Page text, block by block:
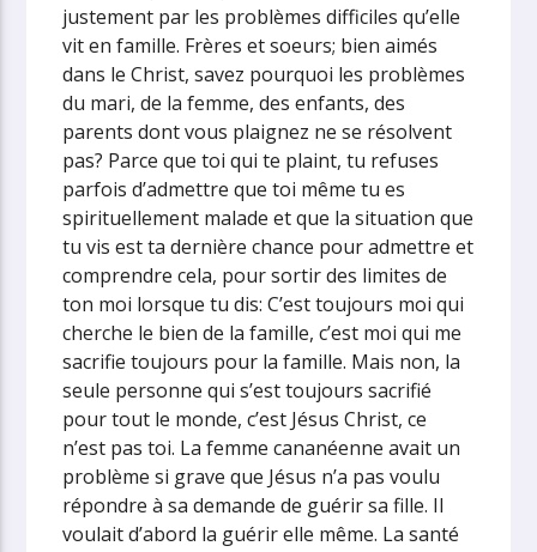
justement par les problèmes difficiles qu’elle
vit en famille. Frères et soeurs; bien aimés
dans le Christ, savez pourquoi les problèmes
du mari, de la femme, des enfants, des
parents dont vous plaignez ne se résolvent
pas? Parce que toi qui te plaint, tu refuses
parfois d’admettre que toi même tu es
spirituellement malade et que la situation que
tu vis est ta dernière chance pour admettre et
comprendre cela, pour sortir des limites de
ton moi lorsque tu dis: C’est toujours moi qui
cherche le bien de la famille, c’est moi qui me
sacrifie toujours pour la famille. Mais non, la
seule personne qui s’est toujours sacrifié
pour tout le monde, c’est Jésus Christ, ce
n’est pas toi. La femme cananéenne avait un
problème si grave que Jésus n’a pas voulu
répondre à sa demande de guérir sa fille. Il
voulait d’abord la guérir elle même. La santé